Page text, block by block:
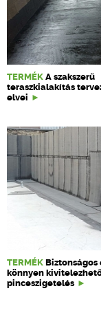
TERMÉK A szakszerű
teraszkialakítás
elvei
TERMÉK Biztonságos
könnyen
pinceszigetelés